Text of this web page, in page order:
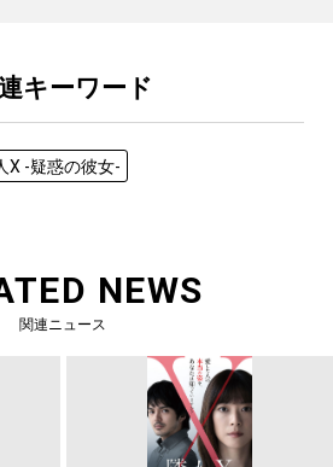
キーワード
X -疑惑の彼女-
NEWS
関連ニュース